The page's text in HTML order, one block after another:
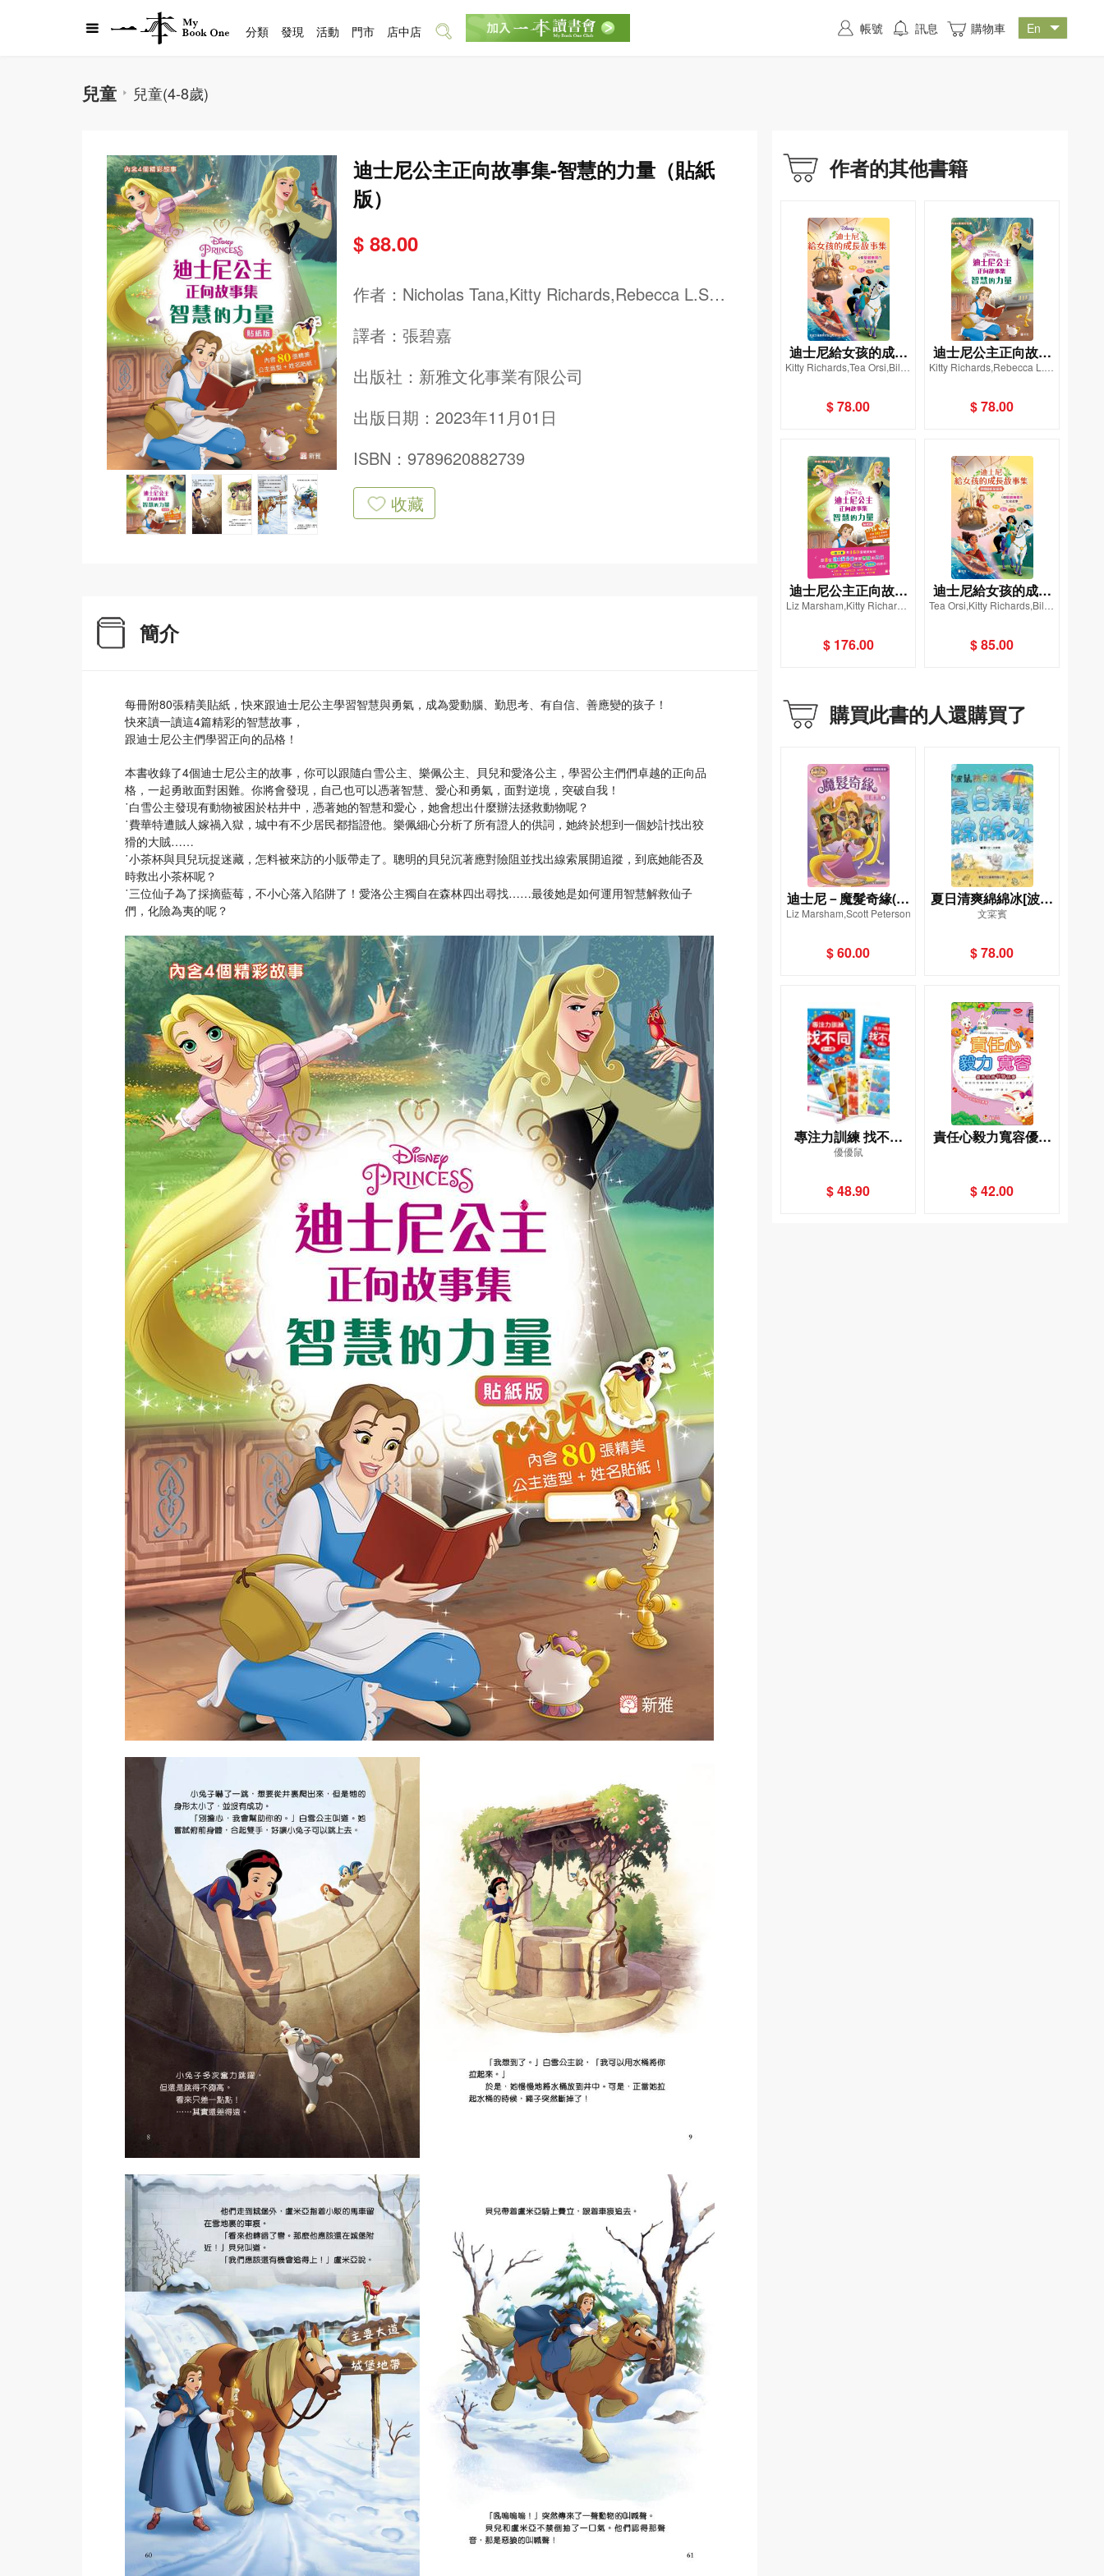
兒童 兒童(4-8歲)
迪士尼公主正向故事集-智慧的力量（貼紙
版）
$ 88.00
作者： Nicholas Tana,Kitty Richards,Rebecca L.Sch
譯者： 張碧嘉
出版社： 新雅文化事業有限公司
出版日期：2023年11月01日
ISBN：9789620882739
收藏
簡介
每冊附80張精美貼紙，快來跟迪士尼公主學習智慧與勇氣，成為愛動腦、勤思考、有自信、善應變的孩子！
快來讀一讀這4篇精彩的智慧故事，
跟迪士尼公主們學習正向的品格！
本書收錄了4個迪士尼公主的故事，你可以跟隨白雪公主、樂佩公主、貝兒和愛洛公主，學習公主們們卓越的正向品
格，一起勇敢面對困難。你將會發現，自己也可以憑著智慧、愛心和勇氣，面對逆境，突破自我！
˙白雪公主發現有動物被困於枯井中，憑著她的智慧和愛心，她會想出什麼辦法拯救動物呢？
˙費華特遭賊人嫁禍入獄，城中有不少居民都指證他。樂佩細心分析了所有證人的供詞，她終於想到一個妙計找出狡
猾的大賊……
˙小茶杯與貝兒玩捉迷藏，怎料被來訪的小販帶走了。聰明的貝兒沉著應對險阻並找出線索展開追蹤，到底她能否及
時救出小茶杯呢？
˙三位仙子為了採摘藍莓，不小心落入陷阱了！愛洛公主獨自在森林四出尋找……最後她是如何運用智慧解救仙子
們，化險為夷的呢？
作者的其他書籍
迪士尼給女孩的成長
故事集
Kitty Richards,Tea Orsi,Bill S
$ 78.00
迪士尼公主正向故事
集-智慧的力量
Kitty Richards,Rebecca L.Sc
$ 78.00
迪士尼公主正向故事
集貼紙版套裝（一套2
Liz Marsham,Kitty Richards,
$ 176.00
迪士尼給女孩的成長
故事集（夢想啟航貼
Tea Orsi,Kitty Richards,Bill S
$ 85.00
購買此書的人還購買了
迪士尼－魔髮奇緣(漫
畫集) 1
Liz Marsham,Scott Peterson
$ 60.00
夏日清爽綿綿冰[波波
鼠美食團]
文寀賓
$ 78.00
專注力訓練 找不同
（3~4歲）（內附64
板筆＋解答本）
優優鼠
$ 48.90
責任心毅力寬容優秀
$ 42.00
分類 發現 活動 門市 店中店 帳號 訊息 購物車